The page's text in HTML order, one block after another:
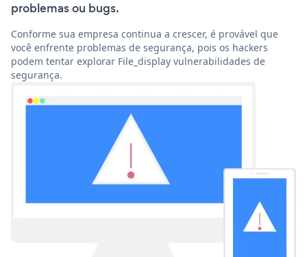
problemas ou bugs.
Conforme sua empresa continua a crescer, é provável que
você enfrente problemas de segurança, pois os hackers
podem tentar explorar File_display vulnerabilidades de
segurança.